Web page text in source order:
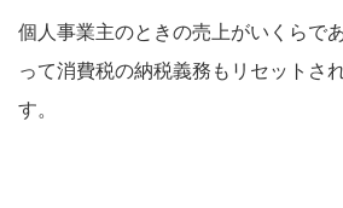
個人事業主のときの売上がいくらで
って消費税の納税義務もリセットさ
す。